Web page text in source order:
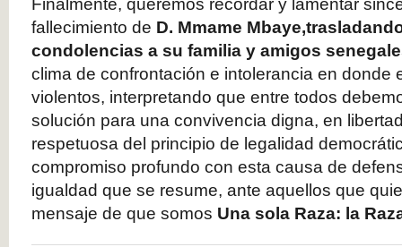
Finalmente, queremos recordar y lamentar
fallecimiento de D. Mmame Mbaye,
condolencias a su familia y amigos
clima de confrontación e intolerancia en donde
violentos, interpretando que entre todos
solución para una convivencia digna, en
respetuosa del principio de legalidad
compromiso profundo con esta causa de
igualdad que se resume, ante aquellos que
mensaje de que somos Una sola Raza: la